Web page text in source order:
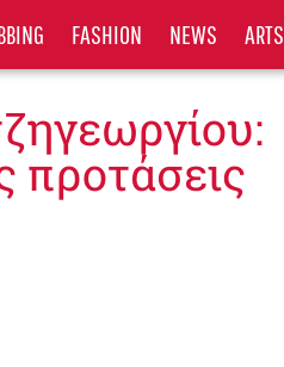
FASHION NEWS ARTS
προτάσεις